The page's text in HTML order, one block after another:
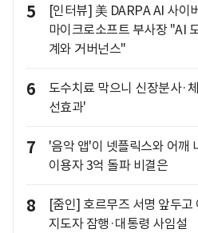
5
[인터뷰] 美 DARPA AI 사이
마이크로소프트 부사장 "AI
계와 거버넌스"
6
도수치료 막으니 신장분사·
선효과'
7
'음악 앱'이 넷플릭스와 어
이용자 3억 돌파 비결은
8
[줌인] 호르무즈 서명 앞두
지도자 잠행·대통령 사임설